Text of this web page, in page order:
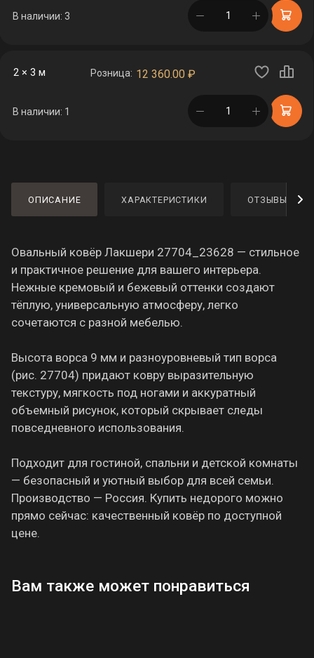
В наличии: 3 в корзине
2 × 3 м Розница: 12 360.00 ₽
В наличии: 1 в корзине
ОПИСАНИЕ ХАРАКТЕРИСТИКИ ОТЗЫВЫ
Овальный ковёр Лакшери 27704_23628 — стильное
и практичное решение для вашего интерьера.
Нежные кремовый и бежевый оттенки создают
тёплую, универсальную атмосферу, легко
сочетаются с разной мебелью.
Высота ворса 9 мм и разноуровневый тип ворса
(рис. 27704) придают ковру выразительную
текстуру, мягкость под ногами и аккуратный
объемный рисунок, который скрывает следы
повседневного использования.
Подходит для гостиной, спальни и детской комнаты
— безопасный и уютный выбор для всей семьи.
Производство — Россия. Купить недорого можно
прямо сейчас: качественный ковёр по доступной
цене.
Вам также может понравиться